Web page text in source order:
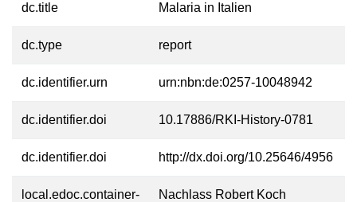
dc.title Malaria in Italien
dc.type report
dc.identifier.urn urn:nbn:de:0257-10048942
dc.identifier.doi 10.17886/RKI-History-0781
dc.identifier.doi http://dx.doi.org/10.25646/4956
local.edoc.container-
Nachlass Robert Koch